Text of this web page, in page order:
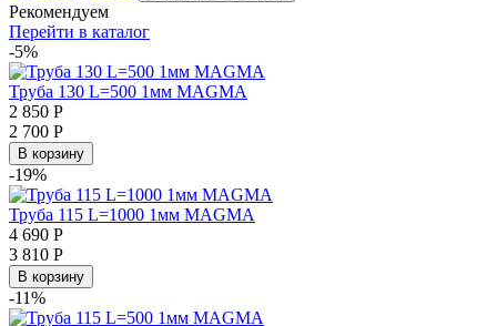
Рекомендуем
Перейти в каталог
-5%
Труба 130 L=500 1мм MAGMА
2 850 Р
2 700 Р
В корзину
-19%
Труба 115 L=1000 1мм MAGMА
4 690 Р
3 810 Р
В корзину
-11%